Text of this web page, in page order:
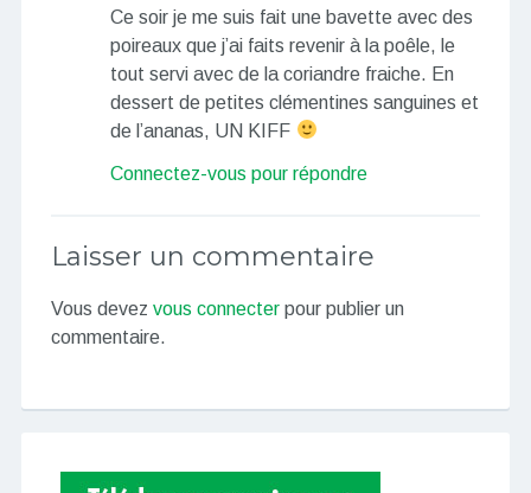
Ce soir je me suis fait une bavette avec des
poireaux que j’ai faits revenir à la poêle, le
tout servi avec de la coriandre fraiche. En
dessert de petites clémentines sanguines et
de l’ananas, UN KIFF
Connectez-vous pour répondre
Laisser un commentaire
Vous devez vous connecterpour publier un
commentaire.